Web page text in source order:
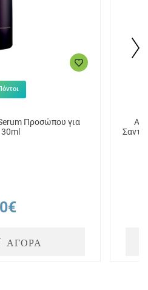
Προσώπου για
ΑΓΟΡΑ